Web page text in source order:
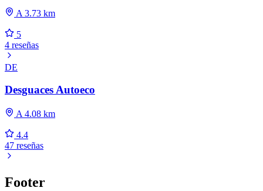
A 3.73 km
5
4 reseñas
DE
Desguaces Autoeco
A 4.08 km
4.4
47 reseñas
Footer